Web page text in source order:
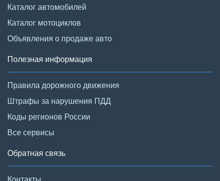
Каталог автомобилей
Каталог мотоциклов
Объявления о продаже авто
Полезная информация
Правила дорожного движения
Штрафы за нарушения ПДД
Коды регионов России
Все сервисы
Обратная связь
Контакты